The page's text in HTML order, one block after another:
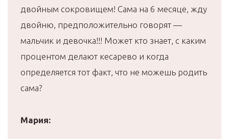
двойным сокровищем! Сама на 6 месяце, жду
двойню, предположительно говорят —
мальчик и девочка!!! Может кто знает, с каким
процентом делают кесарево и когда
определяется тот факт, что не можешь родить
сама?
Мария: